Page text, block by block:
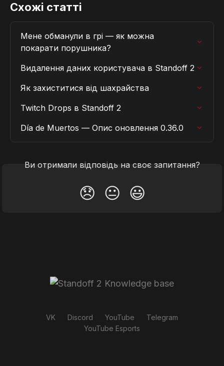
Схожі статті
Мене обманули в грі — як можна
покарати порушника?
Видалення даних користувача в Standoff 2
Як захиститися від шахрайства
Twitch Drops в Standoff 2
Día de Muertos — Опис оновлення 0.36.0
Ви отримали відповідь на своє запитання?
😞 😐 😃
VK Discord YouTube
Telegram
YouTube Esports